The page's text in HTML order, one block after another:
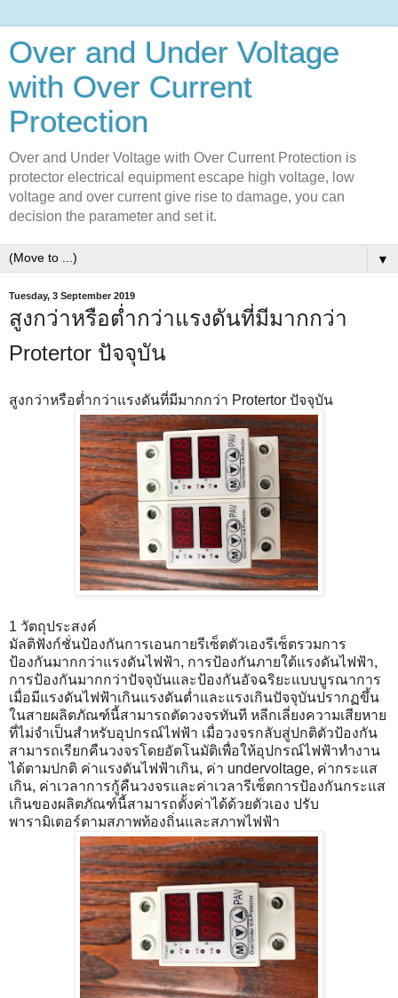
Over and Under Voltage
with Over Current
Protection
Over and Under Voltage with Over Current Protection is
protector electrical equipment escape high voltage, low
voltage and over current give rise to damage, you can
decision the parameter and set it.
▼
Tuesday, 3 September 2019
สูงกว่าหรือต่ำกว่าแรงดันที่มีมากกว่า
Protertor ปัจจุบัน
สูงกว่าหรือต่ำกว่าแรงดันที่มีมากกว่า Protertor ปัจจุบัน
1 วัตถุประสงค์
มัลติฟังก์ชั่นป้องกันการเอนกายรีเซ็ตตัวเองรีเซ็ตรวมการ
ป้องกันมากกว่าแรงดันไฟฟ้า, การป้องกันภายใต้แรงดันไฟฟ้า,
การป้องกันมากกว่าปัจจุบันและป้องกันอัจฉริยะแบบบูรณาการ
เมื่อมีแรงดันไฟฟ้าเกินแรงดันต่ำและแรงเกินปัจจุบันปรากฏขึ้น
ในสายผลิตภัณฑ์นี้สามารถตัดวงจรทันที หลีกเลี่ยงความเสียหาย
ที่ไม่จำเป็นสำหรับอุปกรณ์ไฟฟ้า เมื่อวงจรกลับสู่ปกติตัวป้องกัน
สามารถเรียกคืนวงจรโดยอัตโนมัติเพื่อให้อุปกรณ์ไฟฟ้าทำงาน
ได้ตามปกติ ค่าแรงดันไฟฟ้าเกิน, ค่า undervoltage, ค่ากระแส
เกิน, ค่าเวลาการกู้คืนวงจรและค่าเวลารีเซ็ตการป้องกันกระแส
เกินของผลิตภัณฑ์นี้สามารถตั้งค่าได้ด้วยตัวเอง ปรับ
พารามิเตอร์ตามสภาพท้องถิ่นและสภาพไฟฟ้า